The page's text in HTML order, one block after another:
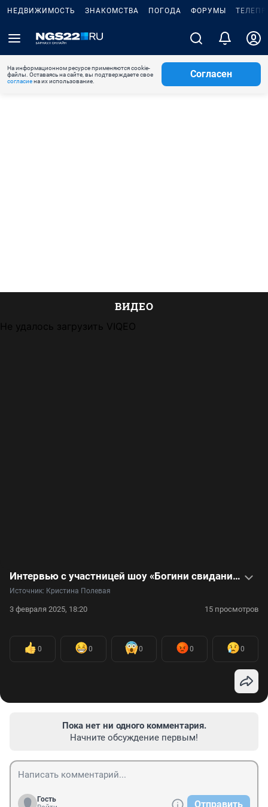
НЕДВИЖИМОСТЬ ЗНАКОМСТВА ПОГОДА ФОРУМЫ
На информационном ресурсе применяются cookie-
файлы. Оставаясь на сайте, вы подтверждаете свое
согласиена их использование.
Согласен
ВИДЕО
Не удалось загрузить VIQEO
Интервью с участницей шоу «Богини свиданий»: что осталось за кадром?
Источник: Кристина Полевая
3 февраля 2025, 18:20 15 просмотров
0 0 0 0 0
Пока нет ни одного комментария.
Начните обсуждение первым!
Гость
Отправить